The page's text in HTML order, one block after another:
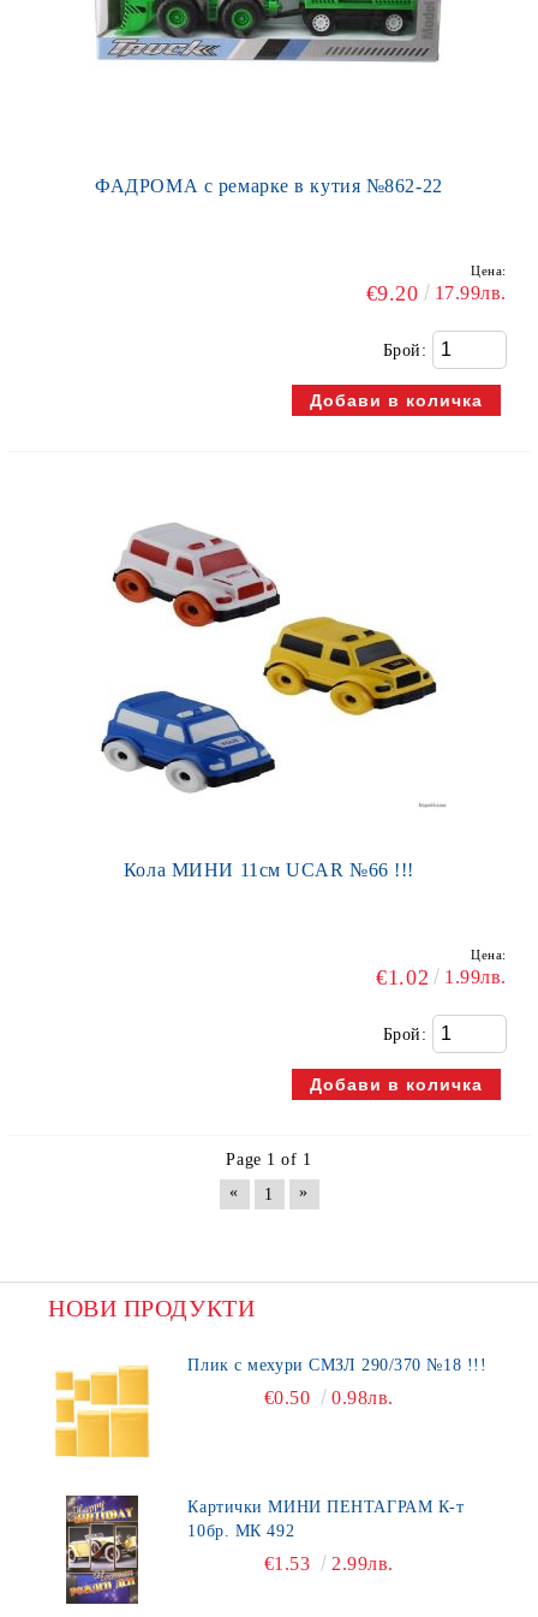
ФАДРОМА с ремарке в кутия №862-22
Цена:
€9.20 17.99лв.
Брой:
Кола МИНИ 11см UCAR №66 !!!
Цена:
€1.02 1.99лв.
Брой:
Page 1 of 1
«
1 »
НОВИ ПРОДУКТИ
Плик с мехури СМЗЛ 290/370 №18 !!!
€0.50 0.98лв.
Картички МИНИ ПЕНТАГРАМ К-т
10бр. МК 492
€1.53 2.99лв.